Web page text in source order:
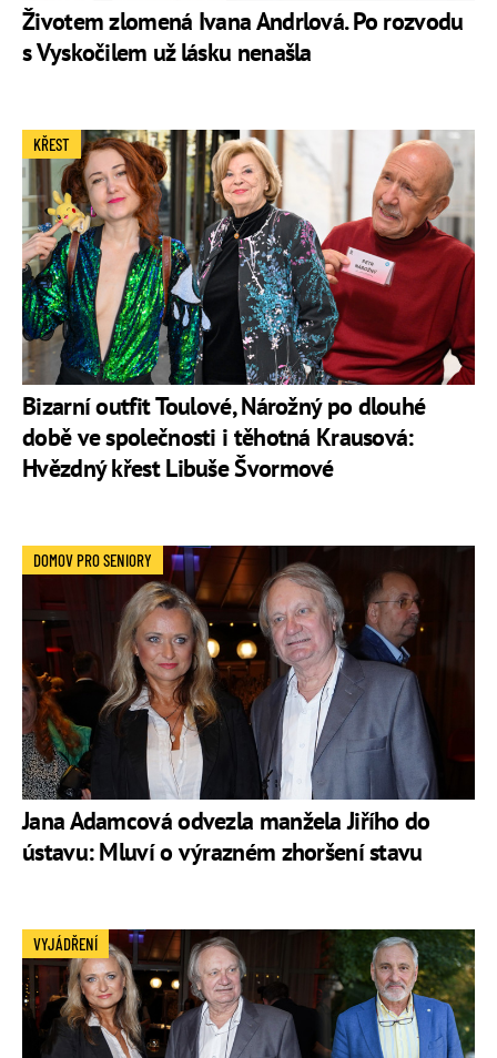
Životem zlomená Ivana Andrlová. Po rozvodu
s Vyskočilem už lásku nenašla
Bizarní outfit Toulové, Nárožný po dlouhé
době ve společnosti i těhotná Krausová:
Hvězdný křest Libuše Švormové
KŘEST
Jana Adamcová odvezla manžela Jiřího do
ústavu: Mluví o výrazném zhoršení stavu
DOMOV PRO SENIORY
VYJÁDŘENÍ